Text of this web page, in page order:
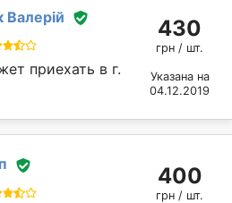
приехать в г.
430
грн / шт.
Указана на
04.12.2019
400
грн / шт.